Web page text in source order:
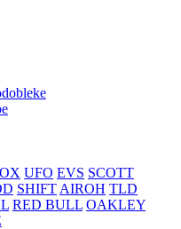
UFO EVS SCOTT
SHIFT AIROH TLD
RED BULL OAKLEY